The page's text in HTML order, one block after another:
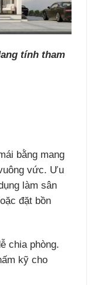
tính tham
bằng mang
vức. Ưu
làm sân
đặt bồn
chia phòng.
kỹ cho